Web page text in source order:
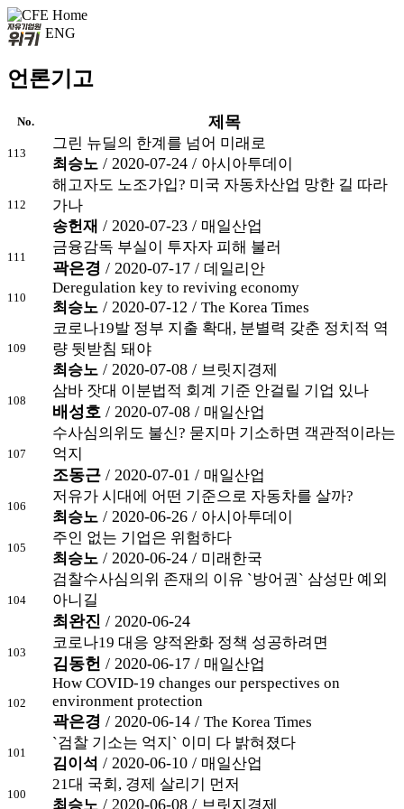
ENG
언론기고
No. 제목
113
그린 뉴딜의 한계를 넘어 미래로
최승노 / 2020-07-24 / 아시아투데이
112
해고자도 노조가입? 미국 자동차산업 망한 길 따라
가나
송헌재 / 2020-07-23 / 매일산업
111
금융감독 부실이 투자자 피해 불러
곽은경 / 2020-07-17 / 데일리안
110
Deregulation key to reviving economy
최승노 / 2020-07-12 / The Korea Times
109
코로나19발 정부 지출 확대, 분별력 갖춘 정치적 역
량 뒷받침 돼야
최승노 / 2020-07-08 / 브릿지경제
108
삼바 잣대 이분법적 회계 기준 안걸릴 기업 있나
배성호 / 2020-07-08 / 매일산업
107
수사심의위도 불신? 묻지마 기소하면 객관적이라는
억지
조동근 / 2020-07-01 / 매일산업
106
저유가 시대에 어떤 기준으로 자동차를 살까?
최승노 / 2020-06-26 / 아시아투데이
105
주인 없는 기업은 위험하다
최승노 / 2020-06-24 / 미래한국
104
검찰수사심의위 존재의 이유 `방어권` 삼성만 예외
아니길
최완진 / 2020-06-24
103
코로나19 대응 양적완화 정책 성공하려면
김동헌 / 2020-06-17 / 매일산업
102
How COVID-19 changes our perspectives on
environment protection
곽은경 / 2020-06-14 / The Korea Times
101
`검찰 기소는 억지` 이미 다 밝혀졌다
김이석 / 2020-06-10 / 매일산업
100
21대 국회, 경제 살리기 먼저
최승노 / 2020-06-08 / 브릿지경제